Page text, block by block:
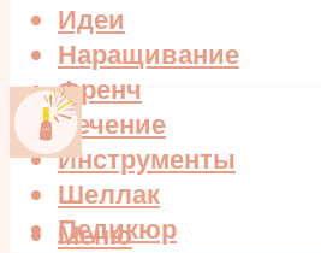
Идеи
Наращивание
Френч
Лечение
Инструменты
Шеллак
Педикюр
Меню